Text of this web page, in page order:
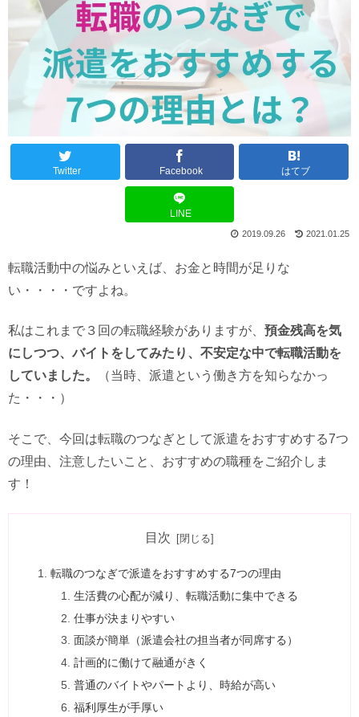
Twitter Facebook はてブ
LINE
2021.01.25
2019.09.26
転職活動中の悩みといえば、お金と時間が足りな
い・・・・ですよね。
私はこれまで３回の転職経験がありますが、 預金残高を気
にしつつ、バイトをしてみたり、不安定な中で転職活動を
していました。
（当時、派遣という働き方を知らなかっ
た・・・）
そこで、今回は転職のつなぎとして派遣をおすすめする7つ
の理由、注意したいこと、おすすめの職種をご紹介しま
す！
目次
転職のつなぎで派遣をおすすめする7つの理由
生活費の心配が減り、転職活動に集中できる
仕事が決まりやすい
面談が簡単（派遣会社の担当者が同席する）
計画的に働けて融通がきく
普通のバイトやパートより、時給が高い
福利厚生が手厚い